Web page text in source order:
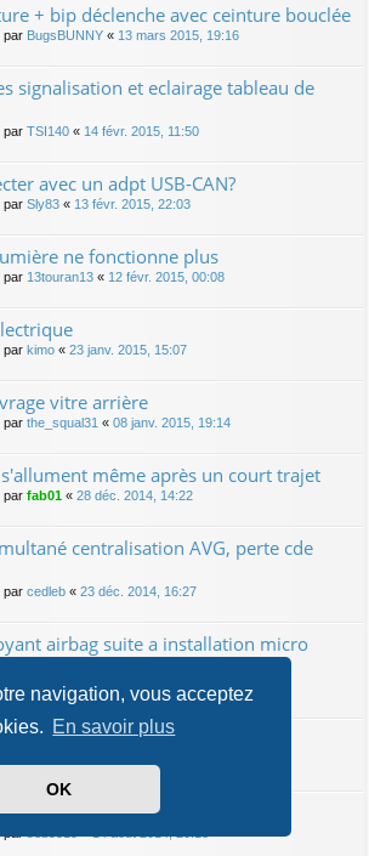
navigation, vous acceptez
En savoir plus
OK
+ bip déclenche avec ceinture bouclée
par BugsBUNNY « 13 mars 2015, 19:16
signalisation et eclairage tableau de
par TSI140 « 14 févr. 2015, 11:50
avec un adpt USB-CAN?
par Sly83 « 13 févr. 2015, 22:03
ne fonctionne plus
par 13touran13 « 12 févr. 2015, 00:08
par kimo « 23 janv. 2015, 15:07
vitre arrière
par the_squal31 « 08 janv. 2015, 19:14
même après un court trajet
par fab01 « 28 déc. 2014, 14:22
centralisation AVG, perte cde
par cedleb « 23 déc. 2014, 16:27
airbag suite a installation micro
par Legremlins_Keitaro« 15 nov. 2014, 21:47
recul
ne demarre plus